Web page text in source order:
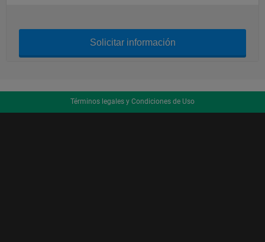
Solicitar información
Términos legales y Condiciones de Uso